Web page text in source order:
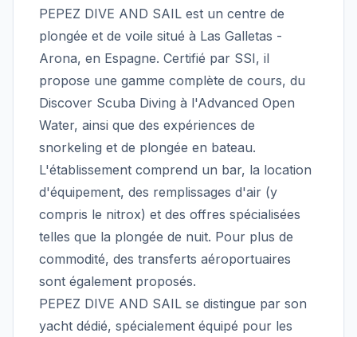
PEPEZ DIVE AND SAIL est un centre de
plongée et de voile situé à Las Galletas -
Arona, en Espagne. Certifié par SSI, il
propose une gamme complète de cours, du
Discover Scuba Diving à l'Advanced Open
Water, ainsi que des expériences de
snorkeling et de plongée en bateau.
L'établissement comprend un bar, la location
d'équipement, des remplissages d'air (y
compris le nitrox) et des offres spécialisées
telles que la plongée de nuit. Pour plus de
commodité, des transferts aéroportuaires
sont également proposés.
PEPEZ DIVE AND SAIL se distingue par son
yacht dédié, spécialement équipé pour les